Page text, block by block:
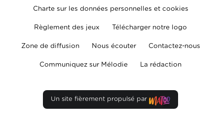
Charte sur les données personnelles et cookies
Règlement des jeux Télécharger notre logo
Zone de diffusion Nous écouter Contactez-nous
Communiquez sur Mélodie La rédaction
Un site fièrement propulsé par